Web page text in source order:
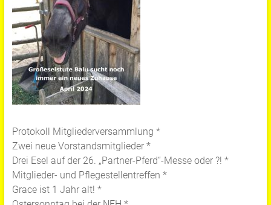
Protokoll Mitgliederversammlung *
Zwei neue Vorstandsmitglieder *
Drei Esel auf der 26. „Partner-Pferd“-Messe oder ?! *
Mitglieder- und Pflegestellentreffen *
Grace ist 1 Jahr alt! *